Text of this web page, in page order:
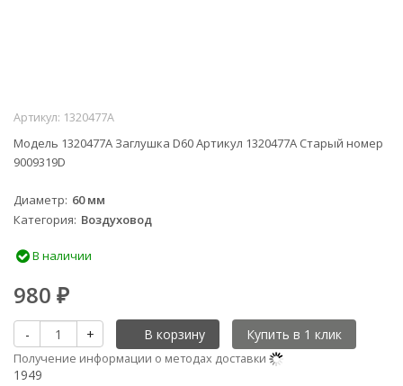
Артикул: 1320477A
Модель 1320477A Заглушка D60 Артикул 1320477A Старый номер
9009319D
Диаметр 60 мм
Категория Воздуховод
В наличии
980 ₽
- + В корзину
Получение информации о методах доставки
1949